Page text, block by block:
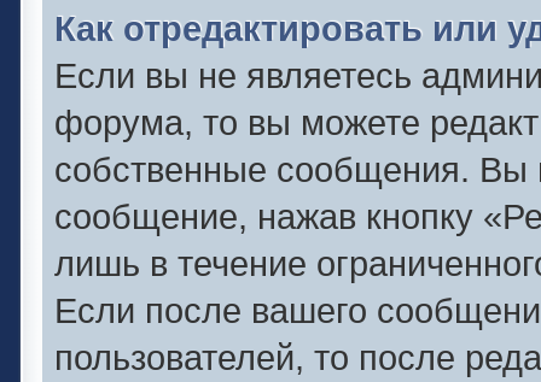
Как отредактировать или
Если вы не являетесь
форума, то вы можете
собственные сообщения. Вы
сообщение, нажав кнопку
лишь в течение
Если после вашего
пользователей, то после